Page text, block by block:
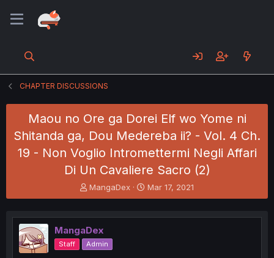
CHAPTER DISCUSSIONS
Maou no Ore ga Dorei Elf wo Yome ni
Shitanda ga, Dou Medereba ii? - Vol. 4 Ch.
19 - Non Voglio Intromettermi Negli Affari
Di Un Cavaliere Sacro (2)
T
h
e
a
d
s
MangaDex
S
t
r
Mar 17, 2021
MangaDex
Staff Admin